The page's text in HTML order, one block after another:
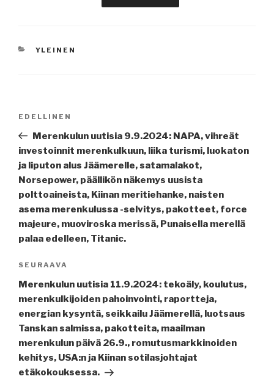
KATEGORIAT
YLEINEN
Edellinen
artikkeli
EDELLINEN
Merenkulun uutisia 9.9.2024: NAPA, vihreät
investoinnit merenkulkuun, liika turismi, luokaton
ja liputon alus Jäämerelle, satamalakot,
Norsepower, päällikön näkemys uusista
polttoaineista, Kiinan meritiehanke, naisten
asema merenkulussa -selvitys, pakotteet, force
majeure, muoviroska merissä, Punaisella merellä
palaa edelleen, Titanic.
Seuraava
artikkeli
SEURAAVA
Merenkulun uutisia 11.9.2024: tekoäly, koulutus,
merenkulkijoiden pahoinvointi, raportteja,
energian kysyntä, seikkailu Jäämerellä, luotsaus
Tanskan salmissa, pakotteita, maailman
merenkulun päivä 26.9., romutusmarkkinoiden
kehitys, USA:n ja Kiinan sotilasjohtajat
etäkokouksessa.